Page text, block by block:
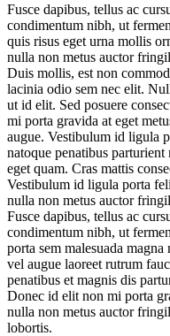
Fusce dapibus, tellus ac
condimentum nibh, ut
quis risus eget urna mollis
nulla non metus auctor
Duis mollis, est non
lacinia odio sem nec elit.
ut id elit. Sed posuere
mi porta gravida at eget
augue. Vestibulum id ligula
natoque penatibus
eget quam. Cras mattis
Vestibulum id ligula porta
nulla non metus auctor
Fusce dapibus, tellus ac
condimentum nibh, ut
porta sem malesuada
vel augue laoreet rutrum
penatibus et magnis dis
Donec id elit non mi porta
nulla non metus auctor
lobortis.